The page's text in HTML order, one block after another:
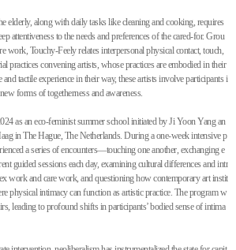
elderly, along with daily tasks like cleaning and cooking, requires
attentiveness to the needs and preferences of the cared-for. Grou
work, Touchy-Feely relates interpersonal physical contact, touch,
practices convening artists, whose practices are embodied in their
tactile experience in their way, these artists involve participants i
forms of togetherness and awareness.
as an eco-feminist summer school initiated by Ji Yoon Yang an
in The Hague, The Netherlands. During a one-week intensive p
a series of encounters—touching one another, exchanging e
guided sessions each day, examining cultural differences and intr
work and care work, and questioning how contemporary art instit
physical intimacy can function as artistic practice. The program w
leading to profound shifts in participants’ bodied sense of intima